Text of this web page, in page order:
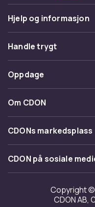
Hjelp og informasjon
Vanlige spørsmål
Spor pakke
Angre & returner her
Kontakt oss
Handle trygt
Betaling
Levering
Tilbakekallinger
Oppdage
Kategorier
Varemerker
Om CDON
Om oss
Kundeanmeldelser
Jobbe på CDON
Investor relations
CDONs markedsplass
Merchant Help Center
CDON på sosiale
Copyright ©
CDON AB,